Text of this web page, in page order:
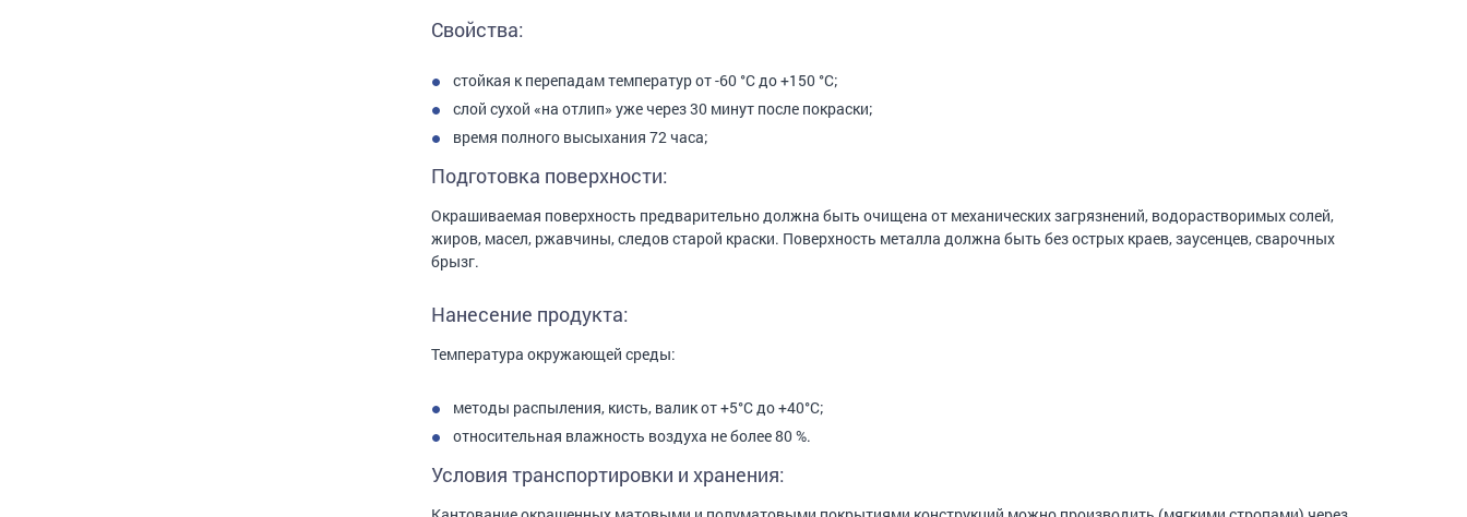
Свойства:
стойкая к перепадам температур от -60 °С до +150 °С;
слой сухой «на отлип» уже через 30 минут после покраски;
время полного высыхания 72 часа;
Подготовка поверхности:
Окрашиваемая поверхность предварительно должна быть очищена от механических загрязнений, водорастворимых солей,
жиров, масел, ржавчины, следов старой краски. Поверхность металла должна быть без острых краев, заусенцев, сварочных
брызг.
Нанесение продукта:
Температура окружающей среды:
методы распыления, кисть, валик от +5°С до +40°С;
относительная влажность воздуха не более 80 %.
Условия транспортировки и хранения: